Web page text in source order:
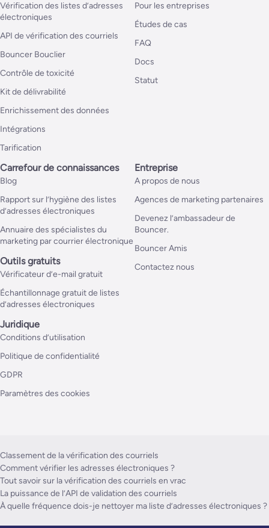
Vérification des listes d’adresses
électroniques
API de vérification des courriels
Bouncer Bouclier
Contrôle de toxicité
Kit de délivrabilité
Enrichissement des données
Intégrations
Tarification
Pour les entreprises
Études de cas
FAQ
Docs
Statut
Carrefour de connaissances
Blog
Rapport sur l’hygiène des listes
d’adresses électroniques
Annuaire des spécialistes du
marketing par courrier électronique
Outils gratuits
Vérificateur d’e-mail gratuit
Échantillonnage gratuit de listes
d’adresses électroniques
Entreprise
A propos de nous
Agences de marketing partenaires
Devenez l’ambassadeur de
Bouncer.
Bouncer Amis
Contactez nous
Juridique
Conditions d’utilisation
Politique de confidentialité
GDPR
Paramètres des cookies
Classement de la vérification des courriels
Comment vérifier les adresses électroniques ?
Tout savoir sur la vérification des courriels en vrac
La puissance de l’API de validation des courriels
À quelle fréquence dois-je nettoyer ma liste d’adresses électroniques ?